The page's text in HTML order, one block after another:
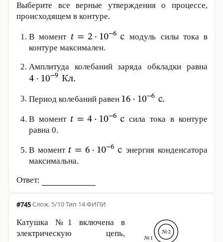
Выберите все верные утверждения о процессе,
происходящем в контуре.
В момент
модуль силы тока в
контуре максимален.
Амплитуда колебаний заряда обкладки равна
Период колебаний равен
В момент
сила тока в контуре
равна 0.
В момент
энергия конденсатора
максимальна.
Ответ:
#745· 5/10·Тип 14·ФИПИ
Катушка №1 включена в
электрическую цепь,